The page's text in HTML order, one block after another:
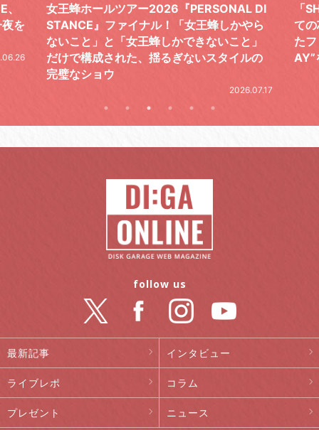
DI
ら
の
「SHISHAMOでした!!!」ロックバンドとし
ての芯を貫き通し、笑顔と感謝で泳ぎ切っ
たファイナルライブ、DAY2“GOODBYE D
AY”をレポート
気
レ
最新記事 インタビュー
ライブレポ コラム
プレゼント ニュース
follow us